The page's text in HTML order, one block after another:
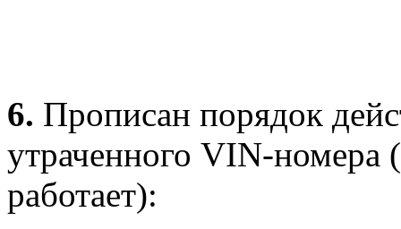
6. Прописан порядок
утраченного VIN-номера
работает):